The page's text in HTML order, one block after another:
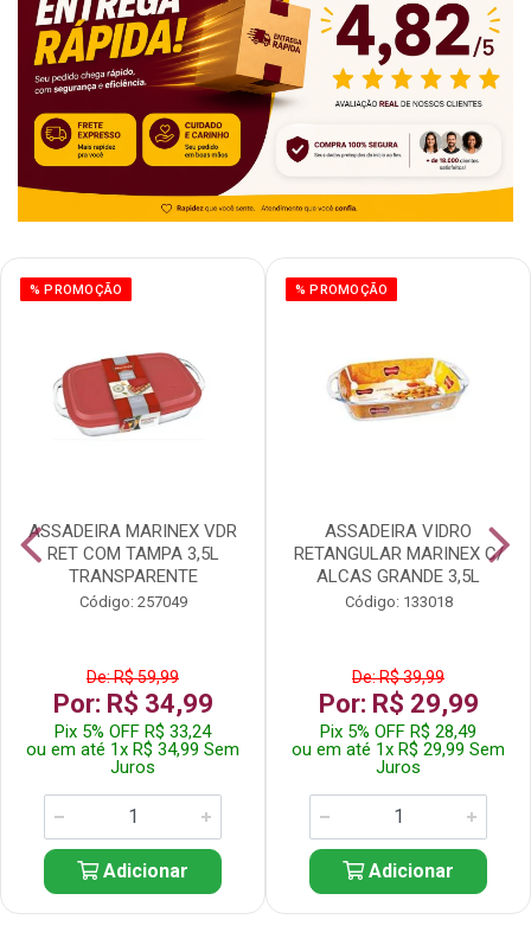
% PROMOÇÃO
ASSADEIRA MARINEX VDR
RET COM TAMPA 3,5L
TRANSPARENTE
Código: 257049
De: R$ 59,99
Por: R$ 34,99
Pix 5% OFF R$ 33,24
ou em até 1x R$ 34,99 Sem
Juros
Adicionar
% PROMOÇÃO
ASSADEIRA VIDRO
RETANGULAR MARINEX C/
ALCAS GRANDE 3,5L
Código: 133018
De: R$ 39,99
Por: R$ 29,99
Pix 5% OFF R$ 28,49
ou em até 1x R$ 29,99 Sem
Juros
Adicionar